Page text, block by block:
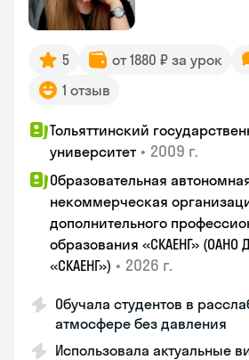
5 от 1880 ₽ за урок
1 отзыв
Тольяттинский
университет • 2009 г.
Образовательная
некоммерческая
дополнительного
образования «СКАЕНГ» (ОАНО
«СКАЕНГ») • 2026 г.
Обучала студентов в
атмосфере без давления
Использовала актуальные